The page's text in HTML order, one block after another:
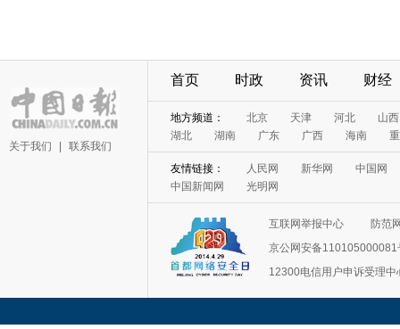
关于我们 联系我们
首页 时政 资讯 财经
地方频道： 北京 天津 河北
山西
湖北
湖南 广东 广西 海南
友情链接： 人民网 新华网
中国网
中国新闻网
光明网
互联网举报中心
防范
京公网安备110105000081
12300电信用户申诉受理中